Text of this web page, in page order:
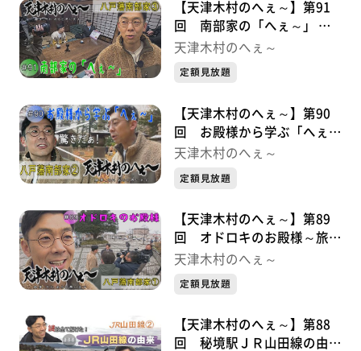
【天津木村のへぇ～】第91
回 南部家の「へぇ～」 八
戸藩南部家シリーズ③
天津木村のへぇ～
定額見放題
【天津木村のへぇ～】第90
回 お殿様から学ぶ「へぇ
～」 八戸藩南部家シリーズ
天津木村のへぇ～
定額見放題
【天津木村のへぇ～】第89
回 オドロキのお殿様～旅の
始まり～ 八戸藩南部家シリ
天津木村のへぇ～
定額見放題
【天津木村のへぇ～】第88
回 秘境駅ＪＲ山田線の由来